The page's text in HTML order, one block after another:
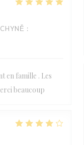
:
en famille . Les
beaucoup